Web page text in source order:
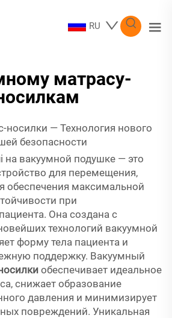
RU
матрасу-
носилки — Технология нового
безопасности
на вакуумной подушке — это
для перемещения,
обеспечения максимальной
при
Она создана с
технологий вакуумной
форму тела пациента и
поддержку. Вакуумный
обеспечивает идеальное
снижает образование
давления и минимизирует
повреждений. Уникальная